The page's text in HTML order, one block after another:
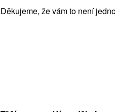
Děkujeme, že vám to není